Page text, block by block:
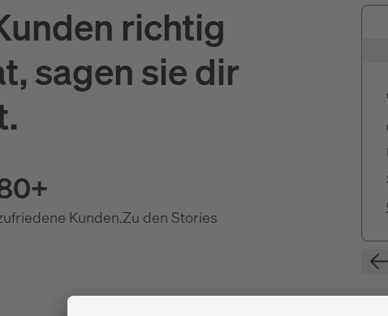
richtig
sagen sie dir
Kunden.Zu den Stories